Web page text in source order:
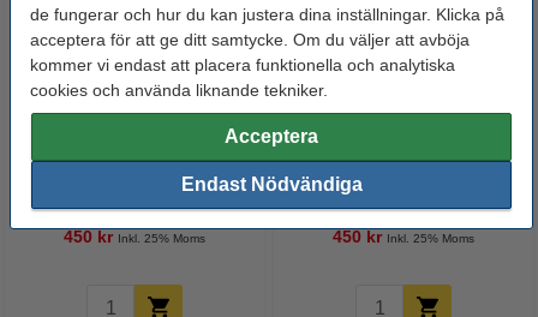
de fungerar och hur du kan justera dina inställningar. Klicka på
acceptera för att ge ditt samtycke. Om du väljer att avböja
kommer vi endast att placera funktionella och analytiska
cookies och använda liknande tekniker.
Acceptera
Endast Nödvändiga
(varumärket 123ink)
450 kr Inkl. 25% Moms
(varumärket 123ink)
450 kr Inkl. 25% Moms